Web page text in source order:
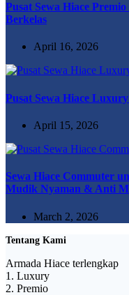
Pusat Sewa Hiace
Berkelas
April 16, 2026
Pusat Sewa Hiace
April 15, 2026
Sewa Hiace Commuter
Mudik Nyaman & Anti
March 2, 2026
Tentang Kami
Armada Hiace terlengkap
1. Luxury
2. Premio